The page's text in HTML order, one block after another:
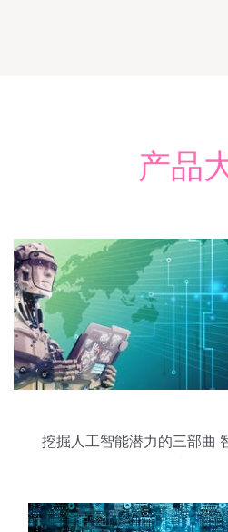
产品
挖掘人工智能潜力的三部曲